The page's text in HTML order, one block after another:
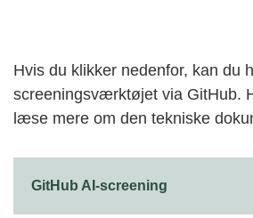
Hvis du klikker nedenfor, kan du
screeningsværktøjet via GitHub.
læse mere om den tekniske
GitHub AI-screening